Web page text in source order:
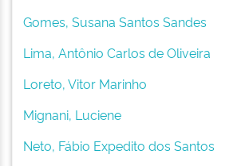
Gomes, Susana Santos Sandes
Lima, Antônio Carlos de Oliveira
Loreto, Vitor Marinho
Mignani, Luciene
Neto, Fábio Expedito dos Santos